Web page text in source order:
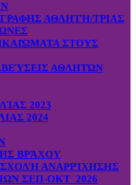
ΑΘΛΗΤΉ/ΤΡΙΑΣ
ΣΤΟΥΣ
ΑΘΛΗΤΏΝ
2023
2024
ΒΡΆΧΟΥ
ΑΝΑΡΡΊΧΗΣΗΣ
ΣΕΠ-ΟΚΤ 2026